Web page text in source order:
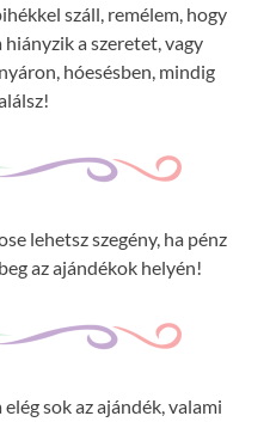
száll, remélem, hogy
a szeretet, vagy
hóesésben, mindig
lehetsz szegény, ha pénz
az ajándékok helyén!
sok az ajándék, valami